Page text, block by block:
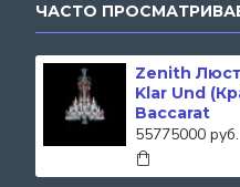
ЧАСТО
Zenith
Klar Und
Baccarat
55775000 руб.